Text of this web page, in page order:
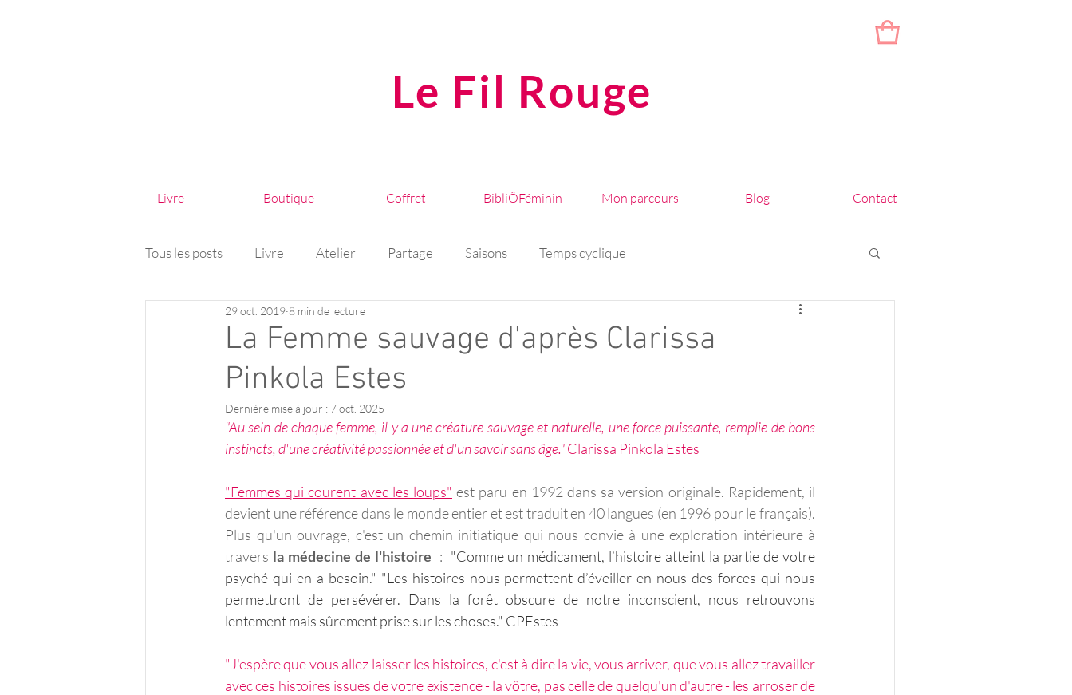
Livre Boutique Coffret BibliÔFéminin Mon parcours Blog Contact
Le Fil Rouge
Tous les posts Livre Atelier Partage Saisons Temps cyclique
La Femme sauvage d'après Clarissa
Pinkola Estes
29 oct. 2019 8 min de lecture
Dernière mise à jour : 7 oct. 2025
"Au sein de chaque femme, il y a une créature sauvage et naturelle, une force puissante, remplie de bons
instincts, d'une créativité passionnée et d'un savoir sans âge." Clarissa Pinkola Estes
"Femmes qui courent avec les loups" est paru en 1992 dans sa version originale. Rapidement, il
devient une référence dans le monde entier et est traduit en 40 langues (en 1996 pour le français).
Plus qu'un ouvrage, c'est un chemin initiatique qui nous convie à une exploration intérieure à
travers la médecine de l'histoire
  :
"Comme un médicament, l’histoire atteint la partie de votre
psyché qui en a besoin." "Les histoires nous permettent d’éveiller en nous des forces qui nous
permettront de persévérer. Dans la forêt obscure de notre inconscient, nous retrouvons
lentement mais sûrement prise sur les choses." CPEstes
"J'espère que vous allez laisser les histoires, c'est à dire la vie, vous arriver, que vous allez travailler
avec ces histoires issues de votre existence - la vôtre, pas celle de quelqu'un d'autre - les arroser de